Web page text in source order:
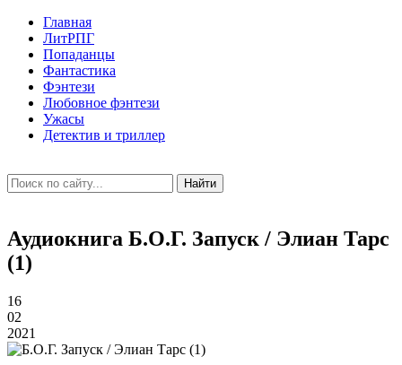
Главная
ЛитРПГ
Попаданцы
Фантастика
Фэнтези
Любовное фэнтези
Ужасы
Детектив и триллер
Найти
Аудиокнига Б.О.Г. Запуск / Элиан Тарс
(1)
16
02
2021